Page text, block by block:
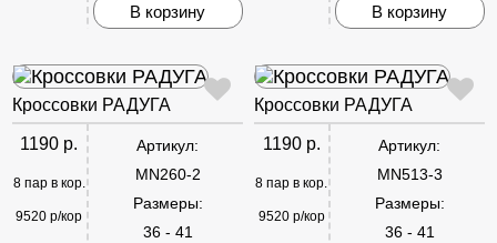
В корзину В корзину
Кроссовки РАДУГА
1190 р.
8 пар в кор.
9520 р/кор
Артикул:
MN260-2
Размеры:
36 - 41
Кроссовки РАДУГА
1190 р.
8 пар в кор.
9520 р/кор
Артикул:
MN513-3
Размеры:
36 - 41